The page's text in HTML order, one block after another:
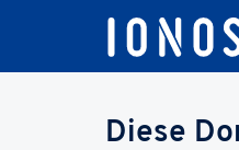
Diese